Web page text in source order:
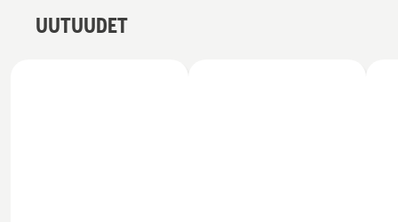
UUTUUDET